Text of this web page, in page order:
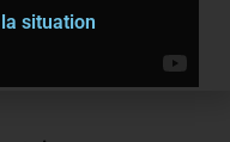
situation